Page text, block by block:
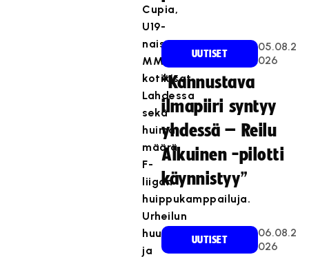
Cupia,
U19-
naisten
MM-
kotikisat
Lahdessa
sekä
huima
määrä
F-
liigan
huippukamppailuja.
Urheilun
huumaa
ja
UUTISET
05.08.2
026
“Kannustava
ilmapiiri syntyy
yhdessä – Reilu
Aikuinen -pilotti
käynnistyy”
UUTISET
06.08.2
026